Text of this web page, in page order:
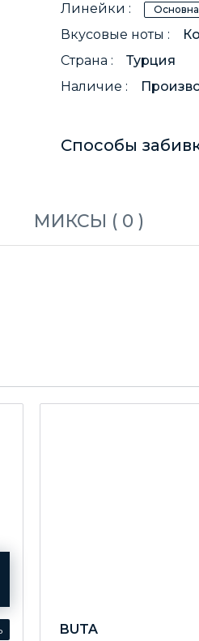
Линейки :
Вкусовые ноты :
Страна :
Турция
Наличие :
Способы
МИКСЫ ( 0 )
BUTA